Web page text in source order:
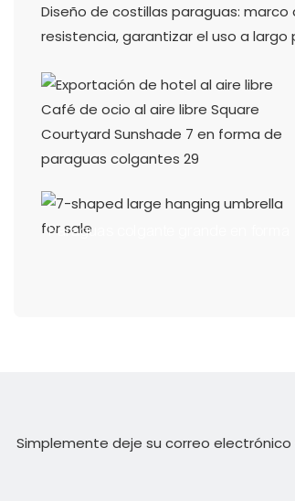
Diseño de costillas paraguas:
resistencia, garantizar el uso a largo
Paraguas colgante grande en forma
Simplemente deje su correo